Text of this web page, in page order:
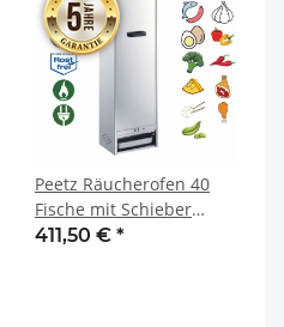
Peetz Räucherofen 40
Fische mit Schieber
Edelstahl rostfrei 28 x 39
411,50 € *